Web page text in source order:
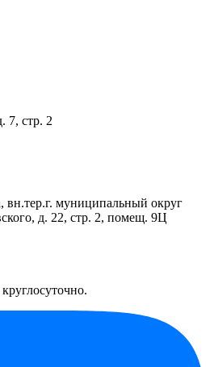
7, стр. 2
вн.тер.г. муниципальный округ
д. 22, стр. 2, помещ. 9Ц